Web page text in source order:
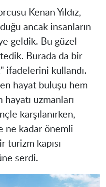
Kenan Yıldız,
ancak insanların
geldik. Bu güzel
Burada da bir
ifadelerini kullandı.
hayat buluşu hem
uzmanları
karşılanırken,
ne kadar önemli
turizm kapısı
serdi.